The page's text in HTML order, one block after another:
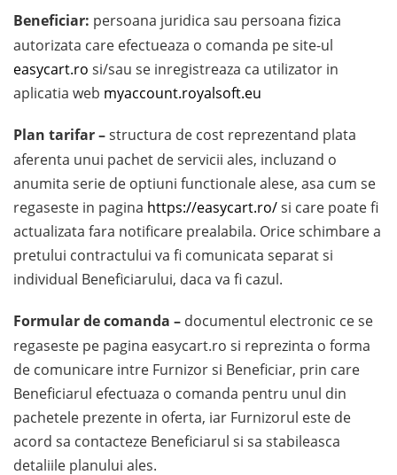
Beneficiar: persoana juridica sau persoana fizica
autorizata care efectueaza o comanda pe site-ul
easycart.ro si/sau se inregistreaza ca utilizator in
aplicatia web myaccount.royalsoft.eu
Plan tarifar –structura de cost reprezentand plata
aferenta unui pachet de servicii ales, incluzand o
anumita serie de optiuni functionale alese, asa cum se
regaseste in pagina https://easycart.ro/si care poate fi
actualizata fara notificare prealabila. Orice schimbare a
pretului contractului va fi comunicata separat si
individual Beneficiarului, daca va fi cazul.
Formular de comanda – documentul electronic ce se
regaseste pe pagina easycart.ro si reprezinta o forma
de comunicare intre Furnizor si Beneficiar, prin care
Beneficiarul efectuaza o comanda pentru unul din
pachetele prezente in oferta, iar Furnizorul este de
acord sa contacteze Beneficiarul si sa stabileasca
detaliile planului ales.